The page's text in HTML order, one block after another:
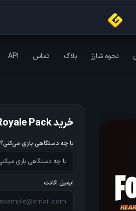
نحوه شارژ بلاگ تماس API
خرید Heartbreak Royale Pack
با چه دستگاهی بازی می‌کنی؟
با چه دستگاهی بازی
ایمیل اکانت